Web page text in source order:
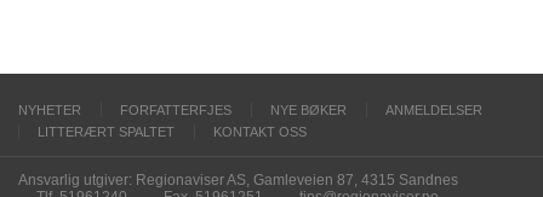
NYHETER FORFATTERFJES NYE BØKER
ANMELDELSER
LITTERÆRT SPALTET
KONTAKT OSS
Ansvarlig utgiver: Regionaviser AS, Gamleveien 87, 4315 Sandnes